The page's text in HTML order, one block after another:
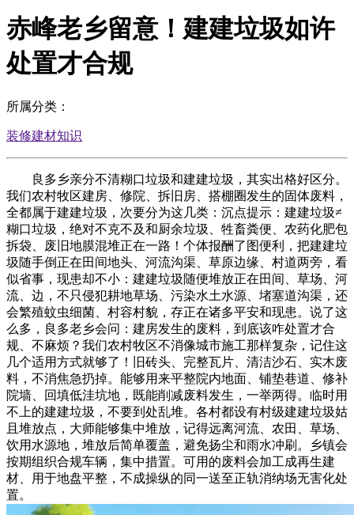
赤峰老乡留意！建建垃圾如许
处置才合规
所属分类：
装修建材知识
良多乡亲分不清糊口垃圾和建建垃圾，其实出格好区分。
我们农村牧区建房、修院、拆旧房、搭棚圈发生的固体废料，
全都属于建建垃圾，次要分为这几类：沉点提示：建建垃圾≠
糊口垃圾，绝对不克不及和厨余垃圾、牲畜粪便、农药化肥包
拆袋、废旧地膜混堆正在一路！个体报酬了图便利，把建建垃
圾随手倒正在田间地头、河流沟渠、草原边缘、村道两旁，看
似省事，现患却不小：建建垃圾随便堆放正在田间、草场、河
流、边，不只侵犯耕地草场、污染水土水源、堵塞道沟渠，还
会繁殖蚊虫细菌、村容村貌，存正在诸多平安和现患。说了这
么多，良多老乡会问：建房发生的废料，到底该咋处置才合
规、不麻烦？我们农村牧区不消像城市施工那样复杂，记住这
几个适用方式就够了！旧砖头、完整瓦片、清洁沙石、实木废
料，不消焦急扔掉。能够用来平整院内地面、铺垫巷道、修补
院墙、回填低洼坑地，既能削减废料发生，一举两得。临时用
不上的建建垃圾，不要到处乱堆。各村都设有村级建建垃圾姑
且堆放点，大师能够集中堆放，记得远离河流、农田、草场、
饮用水源地，堆放后简单覆盖，避免扬尘和雨水冲刷。乡镇会
按期组织合规车辆，集中措置。可用的废料会加工成再生建
材、用于地盘平整，不成操纵的同一送至正轨消纳场无害化处
置。